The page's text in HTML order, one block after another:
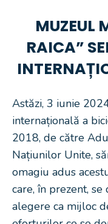
MUZEUL
RAICA”
Astăzi, 3 iunie
internațională a
2018, de către
Națiunilor Unite,
omagiu adus
care, în prezent,
alegere ca mijloc